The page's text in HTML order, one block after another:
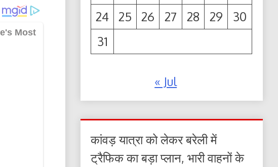
24
25 26 27 28 29
30
31
« Jul
कांवड़ यात्रा को लेकर बरेली में
ट्रैफिक का बड़ा प्लान, भारी वाहनों के